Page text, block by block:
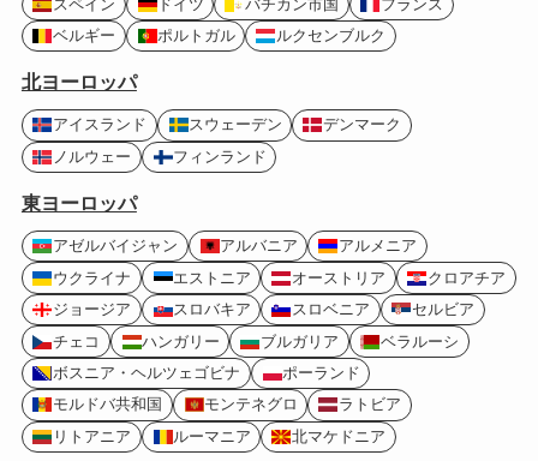
スペイン
ドイツ バチカン市国
フランス
ベルギー
ポルトガル ルクセンブルク
北ヨーロッパ
アイスランド スウェーデン
デンマーク
ノルウェー
フィンランド
東ヨーロッパ
アゼルバイジャン アルバニア
アルメニア
ウクライナ
エストニア オーストリア
クロアチア
ジョージア
スロバキア スロベニア
セルビア
チェコ
ハンガリー ブルガリア
ベラルーシ
ボスニア・ヘルツェゴビナ
ポーランド
モルドバ共和国
モンテネグロ
ラトビア
リトアニア
ルーマニア 北マケドニア